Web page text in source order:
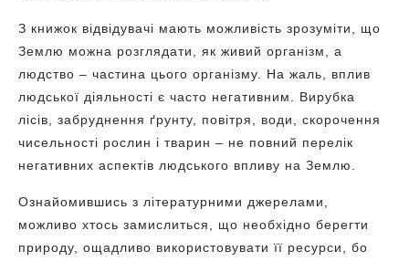
З книжок відвідувачі мають можливість зрозуміти, що
Землю можна розглядати, як живий організм, а
людство – частина цього організму. На жаль, вплив
людської діяльності є часто негативним. Вирубка
лісів, забруднення ґрунту, повітря, води, скорочення
чисельності рослин і тварин – не повний перелік
негативних аспектів людського впливу на Землю.
Ознайомившись з літературними джерелами,
можливо хтось замислиться, що необхідно берегти
природу, ощадливо використовувати її ресурси, бо